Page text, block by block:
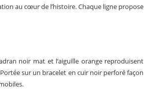
au cœur de l’histoire. Chaque ligne propose
noir mat et l’aiguille orange reproduisent
sur un bracelet en cuir noir perforé façon